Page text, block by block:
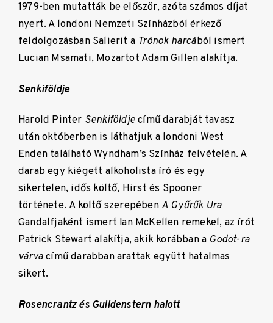
1979-ben mutatták be először, azóta számos díjat
nyert. A londoni Nemzeti Színházból érkező
feldolgozásban Salierit a Trónok harcából ismert
Lucian Msamati, Mozartot Adam Gillen alakítja.
Senkiföldje
Harold Pinter Senkiföldjecímű darabját tavasz
után októberben is láthatjuk a londoni West
Enden található Wyndham’s Színház felvételén. A
darab egy kiégett alkoholista író és egy
sikertelen, idős költő, Hirst és Spooner
története. A költő szerepében A Gyűrűk Ura
Gandalfjaként ismert Ian McKellen remekel, az írót
Patrick Stewart alakítja, akik korábban a Godot-ra
várvacímű darabban arattak együtt hatalmas
sikert.
Rosencrantz és Guildenstern halott